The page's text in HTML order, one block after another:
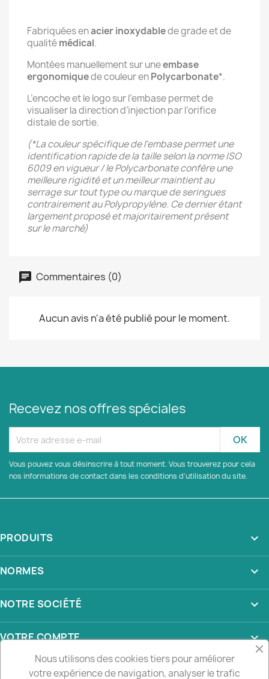
Fabriquées enacier inoxydablede grade et de
qualitémédical.
Montées manuellement sur uneembase
ergonomiquede couleur enPolycarbonate*.
L’encoche et le logo sur l’embase permet de
visualiser la direction d’injection par l’orifice
distale de sortie.
(*La couleur spécifique de l'embase permet une
identification rapide de la taille selon la norme ISO
6009 en vigueur / le Polycarbonate confère une
meilleure rigidité et un meilleur maintient au
serrage sur tout type ou marque de seringues
contrairement au Polypropylène. Ce dernier étant
largement proposé et majoritairement présent
sur le marché)
Commentaires (0)
Aucun avis n'a été publié pour le moment.
Recevez nos offres spéciales
Vous pouvez vous désinscrire à tout moment. Vous trouverez pour cela
nos informations de contact dans les conditions d'utilisation du site.
PRODUITS 
NORMES 
NOTRE SOCIÉTÉ 
VOTRE COMPTE 
INFORMATIONS
Nous utilisons des cookies tiers pour améliorer
votre expérience de navigation, analyser le trafic